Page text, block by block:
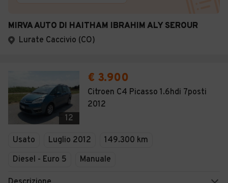
MIRVA AUTO DI HAITHAM IBRAHIM ALY SEROUR
Lurate Caccivio (CO)
12
€ 3.900
Citroen C4 Picasso 1.6hdi 7posti
2012
Usato Luglio 2012
149.300 km
Diesel - Euro 5
Manuale